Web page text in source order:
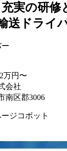
充実の研修
送ドライ
万円〜
会社
南区郡3006
ジコボット